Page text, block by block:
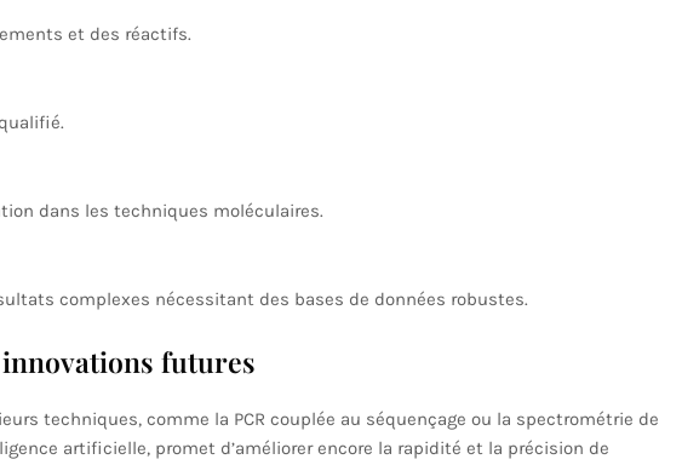
et des réactifs.
dans les techniques moléculaires.
complexes nécessitant des bases de données robustes.
futures
techniques, comme la PCR couplée au séquençage ou la spectrométrie de
artificielle, promet d’améliorer encore la rapidité et la précision de